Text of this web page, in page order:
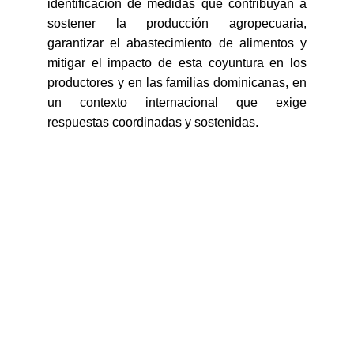
identificación de medidas que contribuyan a
sostener la producción agropecuaria,
garantizar el abastecimiento de alimentos y
mitigar el impacto de esta coyuntura en los
productores y en las familias dominicanas, en
un contexto internacional que exige
respuestas coordinadas y sostenidas.